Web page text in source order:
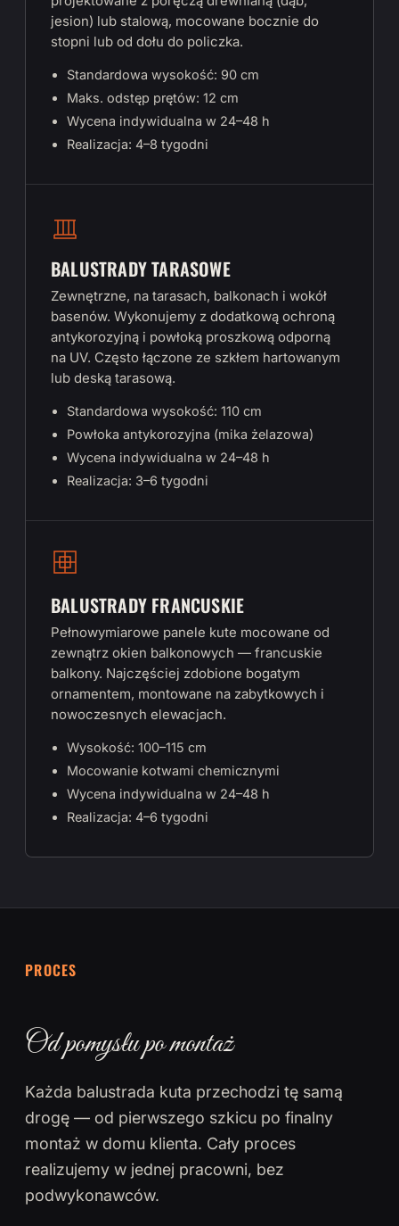
jesion) lub stalową, mocowane bocznie do
stopni lub od dołu do policzka.
Standardowa wysokość: 90 cm
Maks. odstęp prętów: 12 cm
Wycena indywidualna w 24–48 h
Realizacja: 4–8 tygodni
BALUSTRADY TARASOWE
Zewnętrzne, na tarasach, balkonach i wokół
basenów. Wykonujemy z dodatkową ochroną
antykorozyjną i powłoką proszkową odporną
na UV. Często łączone ze szkłem hartowanym
lub deską tarasową.
Standardowa wysokość: 110 cm
Powłoka antykorozyjna (mika żelazowa)
Wycena indywidualna w 24–48 h
Realizacja: 3–6 tygodni
BALUSTRADY FRANCUSKIE
Pełnowymiarowe panele kute mocowane od
zewnątrz okien balkonowych — francuskie
balkony. Najczęściej zdobione bogatym
ornamentem, montowane na zabytkowych i
nowoczesnych elewacjach.
Wysokość: 100–115 cm
Mocowanie kotwami chemicznymi
Wycena indywidualna w 24–48 h
Realizacja: 4–6 tygodni
PROCES
Od pomysłu po montaż
Każda balustrada kuta przechodzi tę samą
drogę — od pierwszego szkicu po finalny
montaż w domu klienta. Cały proces
realizujemy w jednej pracowni, bez
podwykonawców.